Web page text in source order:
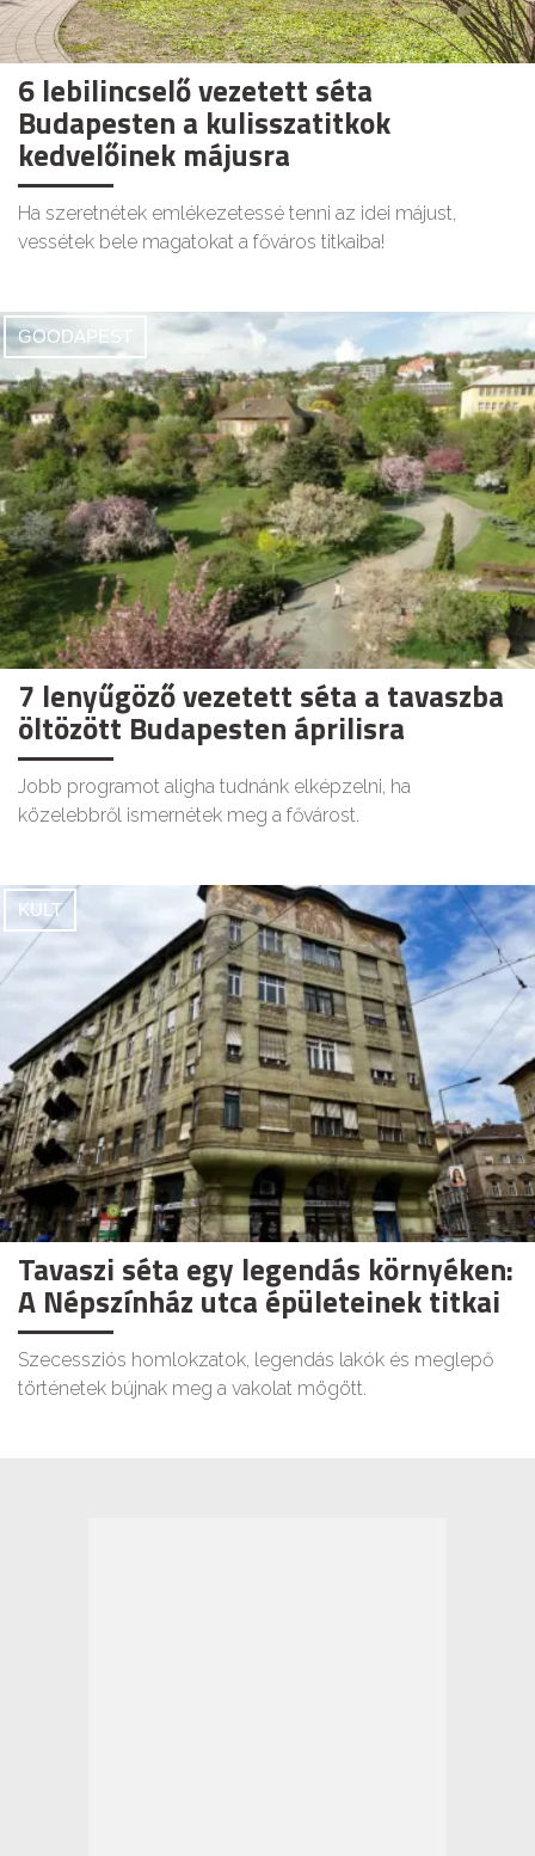
6 lebilincselő vezetett séta
Budapesten a kulisszatitkok
kedvelőinek májusra
Ha szeretnétek emlékezetessé tenni az idei májust,
vessétek bele magatokat a főváros titkaiba!
GOODAPEST
7 lenyűgöző vezetett séta a tavaszba
öltözött Budapesten áprilisra
Jobb programot aligha tudnánk elképzelni, ha
közelebbről ismernétek meg a fővárost.
KULT
Tavaszi séta egy legendás környéken:
A Népszínház utca épületeinek titkai
Szecessziós homlokzatok, legendás lakók és meglepő
történetek bújnak meg a vakolat mögött.